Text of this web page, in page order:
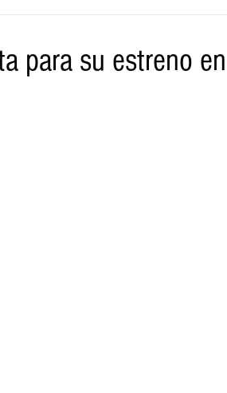
para su estreno en